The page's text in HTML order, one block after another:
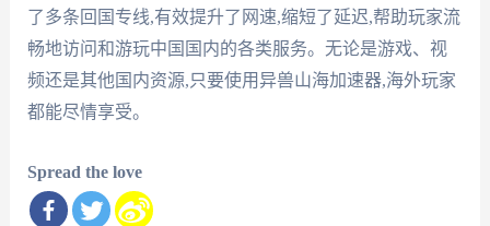
了多条回国专线,有效提升了网速,缩短了延迟,帮助玩家流
畅地访问和游玩中国国内的各类服务。无论是游戏、视
频还是其他国内资源,只要使用异兽山海加速器,海外玩家
都能尽情享受。
Spread the love